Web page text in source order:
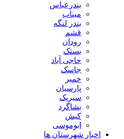
بندرعباس
میناب
بندر لنگه
قشم
رودان
بستک
حاجی آباد
جاسک
خمیر
پارسیان
سیریک
بشاگرد
کیش
ابوموسی
اخبار شهرستان ها